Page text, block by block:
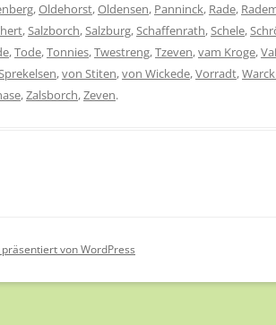
,Oldehorst,Oldensen, Panninck, Rade,
,Salzborch,Salzburg,Schaffenrath,Schele,
,Tode,Tonnies,Twestreng,Tzeven,vam Kroge,
,von Stiten,von Wickede,Vorradt,
,Zalsborch,Zeven.
von WordPress